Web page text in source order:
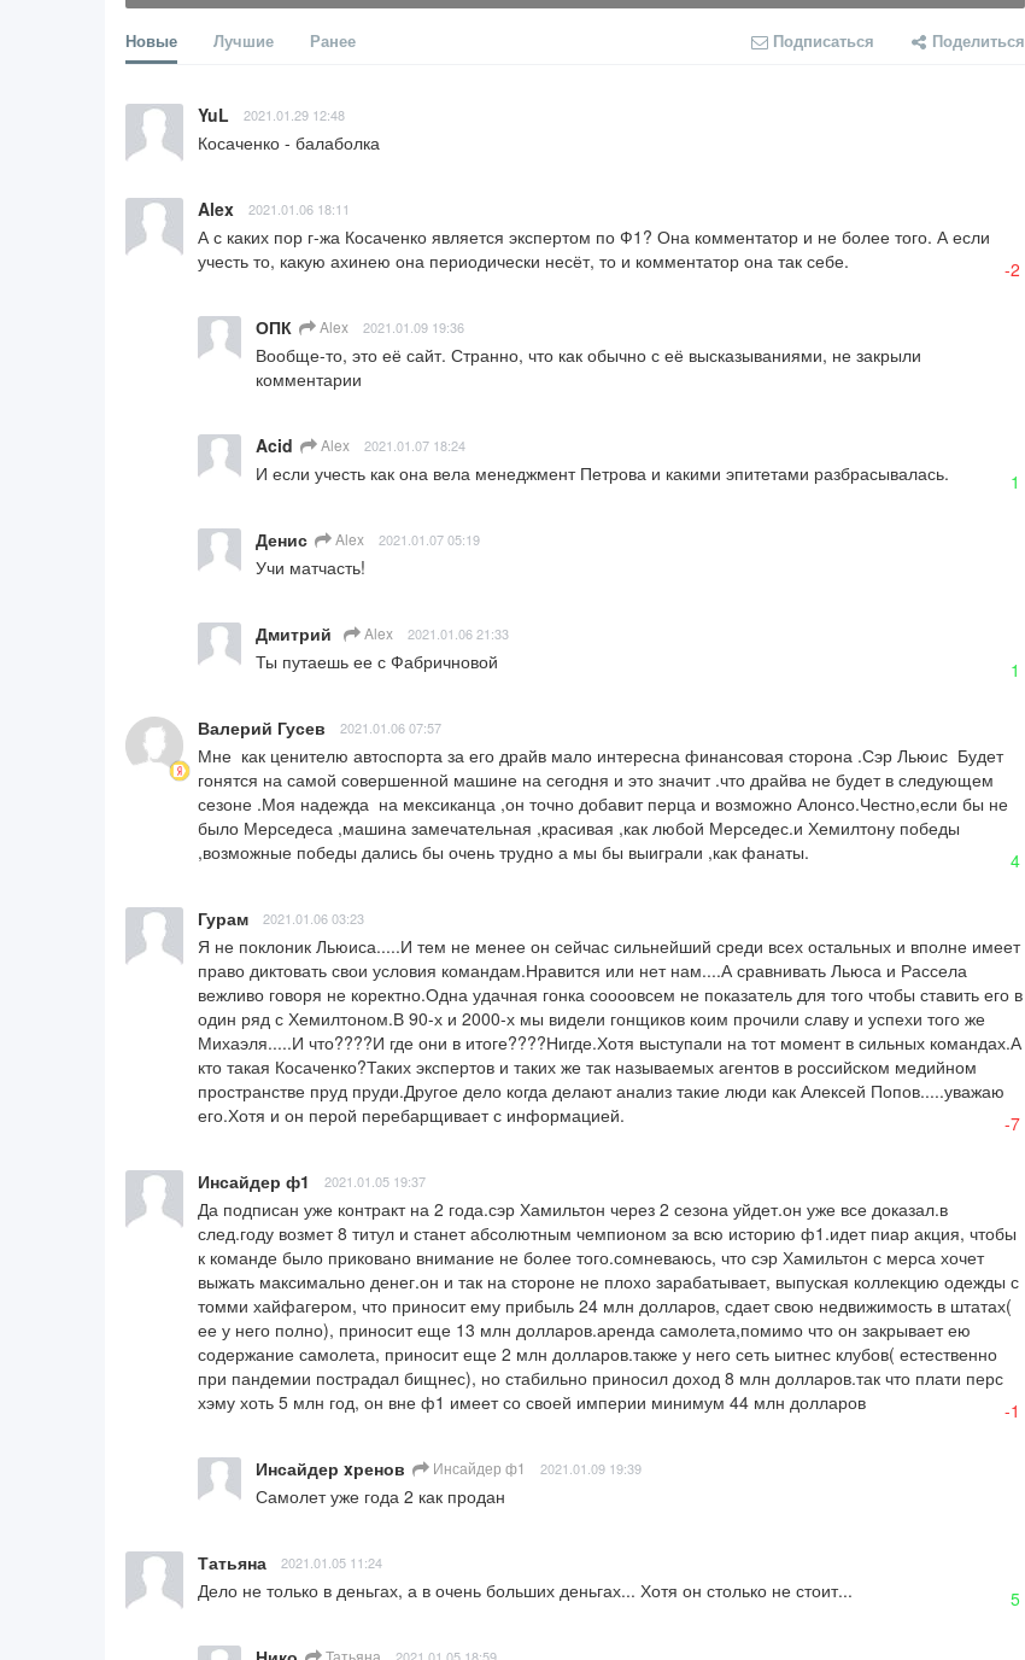
Новые Лучшие Ранее Подписаться Поделиться
YuL 2021.01.29 12:48
Косаченко - балаболка
Alex 2021.01.06 18:11
А с каких пор г-жа Косаченко является экспертом по Ф1? Она комментатор и не более того. А если
учесть то, какую ахинею она периодически несёт, то и комментатор она так себе.
-2
ОПК Alex 2021.01.09 19:36
Вообще-то, это её сайт. Странно, что как обычно с её высказываниями, не закрыли
комментарии
Acid Alex 2021.01.07 18:24
И если учесть как она вела менеджмент Петрова и какими эпитетами разбрасывалась. 1
Денис Alex 2021.01.07 05:19
Учи матчасть!
Дмитрий Alex 2021.01.06 21:33
Ты путаешь ее с Фабричновой 1
Валерий Гусев 2021.01.06 07:57
Мне  как ценителю автоспорта за его драйв мало интересна финансовая сторона .Сэр Льюис  Будет
гонятся на самой совершенной машине на сегодня и это значит .что драйва не будет в следующем
сезоне .Моя надежда  на мексиканца ,он точно добавит перца и возможно Алонсо.Честно,если бы не
было Мерседеса ,машина замечательная ,красивая ,как любой Мерседес.и Хемилтону победы
,возможные победы дались бы очень трудно а мы бы выиграли ,как фанаты.
4
Гурам 2021.01.06 03:23
Я не поклоник Льюиса.....И тем не менее он сейчас сильнейший среди всех остальных и вполне имеет
право диктовать свои условия командам.Нравится или нет нам....А сравнивать Льюса и Рассела
вежливо говоря не коректно.Одна удачная гонка соооовсем не показатель для того чтобы ставить его в
один ряд с Хемилтоном.В 90-х и 2000-х мы видели гонщиков коим прочили славу и успехи того же
Михаэля.....И что????И где они в итоге????Нигде.Хотя выступали на тот момент в сильных командах.А
кто такая Косаченко?Таких экспертов и таких же так называемых агентов в российском медийном
пространстве пруд пруди.Другое дело когда делают анализ такие люди как Алексей Попов.....уважаю
его.Хотя и он перой перебарщивает с информацией.
-7
Инсайдер ф1 2021.01.05 19:37
Да подписан уже контракт на 2 года.сэр Хамильтон через 2 сезона уйдет.он уже все доказал.в
след.году возмет 8 титул и станет абсолютным чемпионом за всю историю ф1.идет пиар акция, чтобы
к команде было приковано внимание не более того.сомневаюсь, что сэр Хамильтон с мерса хочет
выжать максимально денег.он и так на стороне не плохо зарабатывает, выпуская коллекцию одежды с
томми хайфагером, что приносит ему прибыль 24 млн долларов, сдает свою недвижимость в штатах(
ее у него полно), приносит еще 13 млн долларов.аренда самолета,помимо что он закрывает ею
содержание самолета, приносит еще 2 млн долларов.также у него сеть ыитнес клубов( естественно
при пандемии пострадал бищнес), но стабильно приносил доход 8 млн долларов.так что плати перс
хэму хоть 5 млн год, он вне ф1 имеет со своей империи минимум 44 млн долларов
-1
Инсайдер xренов Инсайдер ф1 2021.01.09 19:39
Самолет уже года 2 как продан
Татьяна 2021.01.05 11:24
Дело не только в деньгах, а в очень больших деньгах... Хотя он столько не стоит... 5
Татьяна 2021.01.05 18:59